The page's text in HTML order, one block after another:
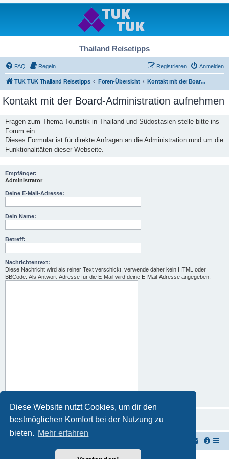
Diese Website nutzt Cookies, um dir den
bestmöglichen Komfort bei der Nutzung zu
bieten. Mehr erfahren
Thailand Reisetipps
FAQ Regeln Anmelden
Registrieren
TUK TUK Thailand Reisetipps Foren-Übersicht Kontakt mit der Board-Administration aufnehmen
Kontakt mit der Board-Administration aufnehmen
Fragen zum Thema Touristik in Thailand und Südostasien stelle bitte ins
Forum ein.
Dieses Formular ist für direkte Anfragen an die Administration rund um die
Funktionalitäten dieser Webseite.
Empfänger:
Administrator
Deine E-Mail-Adresse:
Dein Name:
Betreff:
Nachrichtentext:
Diese Nachricht wird als reiner Text verschickt, verwende daher kein HTML oder
BBCode. Als Antwort-Adresse für die E-Mail wird deine E-Mail-Adresse angegeben.